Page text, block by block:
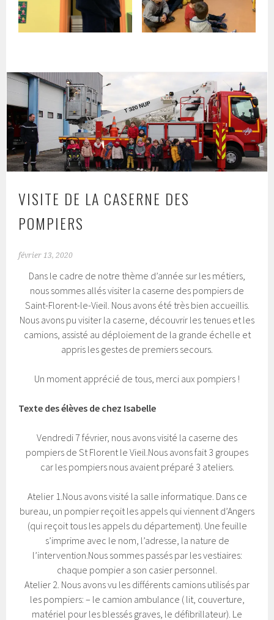
VISITE DE LA CASERNE DES
POMPIERS
février 13, 2020
Dans le cadre de notre thème d’année sur les métiers,
nous sommes allés visiter la caserne des pompiers de
Saint-Florent-le-Vieil. Nous avons été très bien accueillis.
Nous avons pu visiter la caserne, découvrir les tenues et les
camions, assisté au déploiement de la grande échelle et
appris les gestes de premiers secours.
Un moment apprécié de tous, merci aux pompiers !
Texte des élèves de chez Isabelle
Vendredi 7 février, nous avons visité la caserne des
pompiers de St Florent le Vieil.Nous avons fait 3 groupes
car les pompiers nous avaient préparé 3 ateliers.
Atelier 1.Nous avons visité la salle informatique. Dans ce
bureau, un pompier reçoit les appels qui viennent d’Angers
(qui reçoit tous les appels du département). Une feuille
s’imprime avec le nom, l’adresse, la nature de
l’intervention.Nous sommes passés par les vestiaires:
chaque pompier a son casier personnel.
Atelier 2. Nous avons vu les différents camions utilisés par
les pompiers: – le camion ambulance ( lit, couverture,
matériel pour les blessés graves, le défibrillateur). Le